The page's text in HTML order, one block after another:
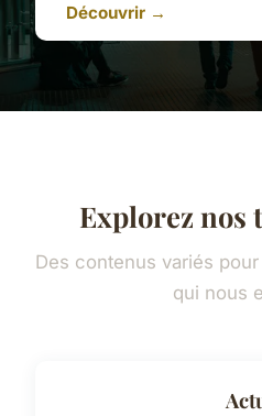
Découvrir →
Explorez nos
Des contenus variés
qui nous